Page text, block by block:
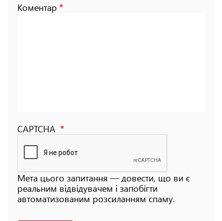
Коментар
CAPTCHA
Мета цього запитання — довести, що ви є
реальним відвідувачем і запобігти
автоматизованим розсиланням спаму.